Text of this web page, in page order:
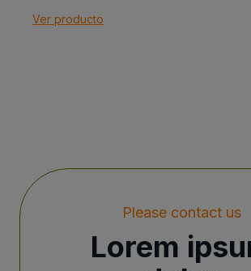
Ver producto
Please contact us
Lorem